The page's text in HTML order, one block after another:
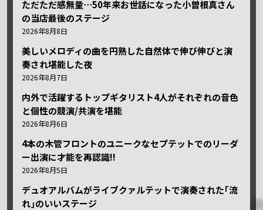
ただただ感無量⋯50年来お世話になった小曽根真さん
の当店最後のステージ
2026年8月8日
美しいメロディの曲を円熟した自然体で伸び伸びと演
奏され堪能した夜
2026年8月7日
内外で活躍するトップギタリスト4人がそれぞれの音色
と個性の競演/共演を堪能
2026年8月6日
4本の木管フロントのユニークなセプテットでのリーダ
ー出演に才能を再認識!!
2026年8月5日
デュオアルバムがライブクァルテットで演奏された｢流
れ｣のいいステージ